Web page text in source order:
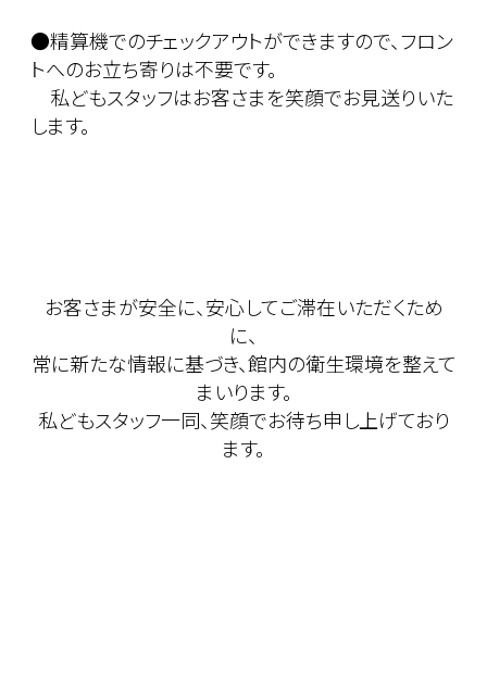
●精算機でのチェックアウトができますので、フロン
トへのお立ち寄りは不要です。
私どもスタッフはお客さまを笑顔でお見送りいた
します。
お客さまが安全に、安心してご滞在いただくため
に、
常に新たな情報に基づき、館内の衛生環境を整えて
まいります。
私どもスタッフ一同、笑顔でお待ち申し上げており
ます。